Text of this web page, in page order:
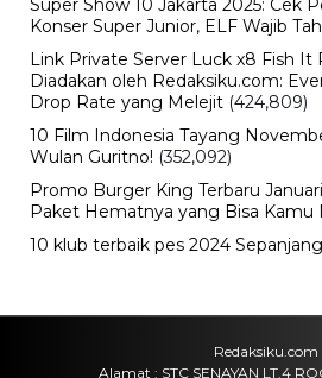
Super Show 10 Jakarta 2025: Cek
Konser Super Junior, ELF Wajib
Link Private Server Luck x8 Fish It
Diadakan oleh Redaksiku.com:
Drop Rate yang Melejit (424,809)
10 Film Indonesia Tayang
Wulan Guritno! (352,092)
Promo Burger King Terbaru
Paket Hematnya yang Bisa Kamu
10 klub terbaik pes 2024
Redaksiku.com
Alamat : STC SENAYAN LT.4